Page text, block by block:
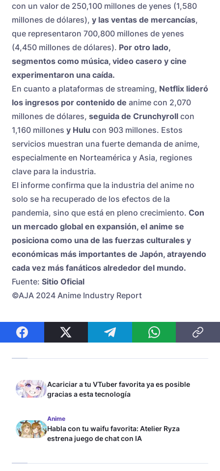
con un valor de 250,100 millones de yenes (1,580
millones de dólares), y las ventas de mercancías,
que representaron 700,800 millones de yenes
(4,450 millones de dólares). Por otro lado,
segmentos como música, video casero y cine
experimentaron una caída.
En cuanto a plataformas de streaming, Netflix lideró
los ingresos por contenido de anime con 2,070
millones de dólares, seguida de Crunchyroll con
1,160 millones y Hulu con 903 millones. Estos
servicios muestran una fuerte demanda de anime,
especialmente en Norteamérica y Asia, regiones
clave para la industria.
El informe confirma que la industria del anime no
solo se ha recuperado de los efectos de la
pandemia, sino que está en pleno crecimiento. Con
un mercado global en expansión, el anime se
posiciona como una de las fuerzas culturales y
económicas más importantes de Japón, atrayendo
cada vez más fanáticos alrededor del mundo.
Fuente: Sitio Oficial
©AJA 2024 Anime Industry Report
Acariciar a tu VTuber favorita ya es posible
gracias a esta tecnología
Anime
Habla con tu waifu favorita: Atelier Ryza
estrena juego de chat con IA